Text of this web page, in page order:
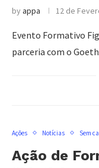
byappa 12 de
Evento Formativo
parceria com o
Ações Notícias Sem
Ação de